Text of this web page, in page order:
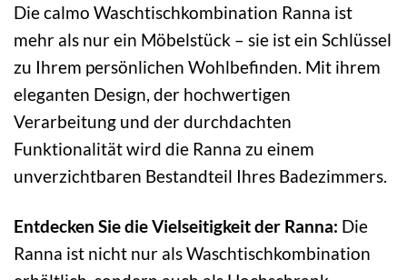
Die calmo Waschtischkombination Ranna ist
mehr als nur ein Möbelstück – sie ist ein Schlüssel
zu Ihrem persönlichen Wohlbefinden. Mit ihrem
eleganten Design, der hochwertigen
Verarbeitung und der durchdachten
Funktionalität wird die Ranna zu einem
unverzichtbaren Bestandteil Ihres Badezimmers.
Entdecken Sie die Vielseitigkeit der Ranna: Die
Ranna ist nicht nur als Waschtischkombination